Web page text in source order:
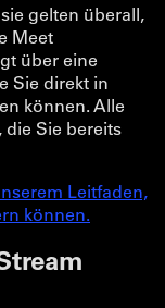
gelten überall,
Meet
über eine
Sie direkt in
können. Alle
die Sie bereits
Leitfaden,
können.